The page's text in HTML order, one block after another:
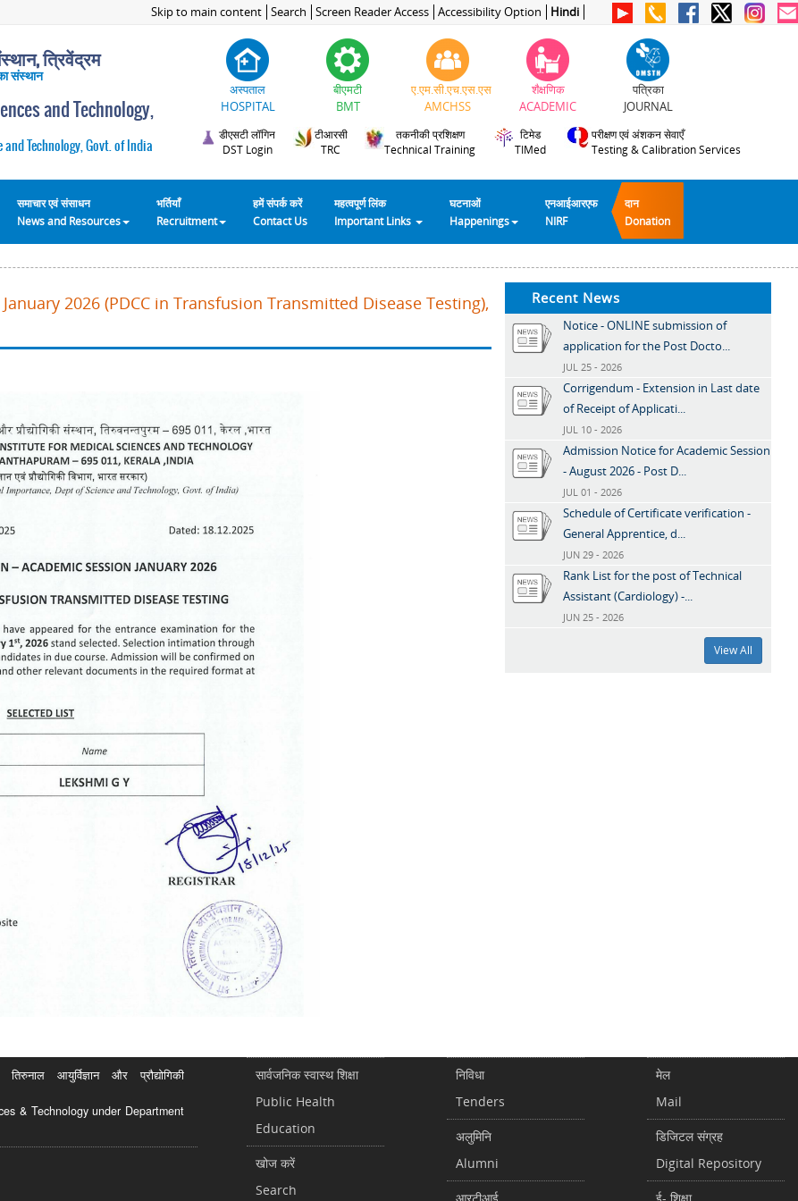
Skip to main content Search Screen Reader Access Accessibility Option Hindi
त्रिवेंद्रम
संस्थान
and Technology,
Technology, Govt. of India
अस्पताल
HOSPITAL
बीएमटी
BMT
ए.एम.सी.एच.एस.एस
AMCHSS
शैक्षणिक
ACADEMIC
पत्रिका
JOURNAL
डीएसटी लॉगिन
DST Login
टीआरसी
TRC
तकनीकी प्रशिक्षण
Technical Training
टिमेड
TIMed
परीक्षण एवं अंशकन सेवाएँ
Testing & Calibration Services
समाचार एवं संसाधन
News and Resources
भर्तियाँ
Recruitment
हमें संपर्क करें
Contact Us
महत्वपूर्ण लिंक
Important Links
घटनाओं
Happenings
एनआईआरएफ
NIRF
दान
Donation
2026 (PDCC in Transfusion Transmitted Disease Testing),
Recent News
Notice - ONLINE submission of
application for the Post Docto...
JUL 25 - 2026
Corrigendum - Extension in Last date
of Receipt of Applicati...
JUL 10 - 2026
Admission Notice for Academic Session
- August 2026 - Post D...
JUL 01 - 2026
Schedule of Certificate verification -
General Apprentice, d...
JUN 29 - 2026
Rank List for the post of Technical
Assistant (Cardiology) -...
JUN 25 - 2026
View All
आयुर्विज्ञान और प्रौद्योगिकी
& Technology under Department
सार्वजनिक स्वास्थ शिक्षा
Public Health
Education
खोज करें
Search
निविधा
Tenders
अलुमिनि
Alumni
मेल
Mail
डिजिटल संग्रह
Digital Repository